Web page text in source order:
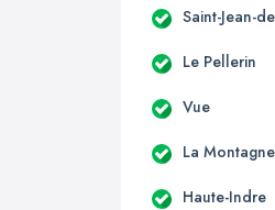
Saint-Jean-
Le Pellerin
Vue
La
Haute-Indre